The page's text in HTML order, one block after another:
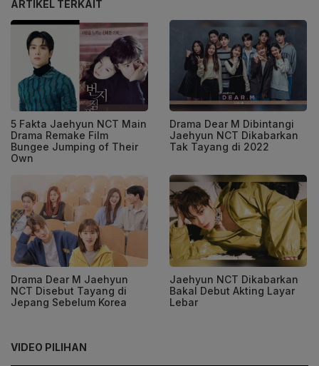
ARTIKEL TERKAIT
5 Fakta Jaehyun NCT Main
Drama Remake Film
Bungee Jumping of Their
Own
Drama Dear M Dibintangi
Jaehyun NCT Dikabarkan
Tak Tayang di 2022
Drama Dear M Jaehyun
NCT Disebut Tayang di
Jepang Sebelum Korea
Jaehyun NCT Dikabarkan
Bakal Debut Akting Layar
Lebar
VIDEO PILIHAN